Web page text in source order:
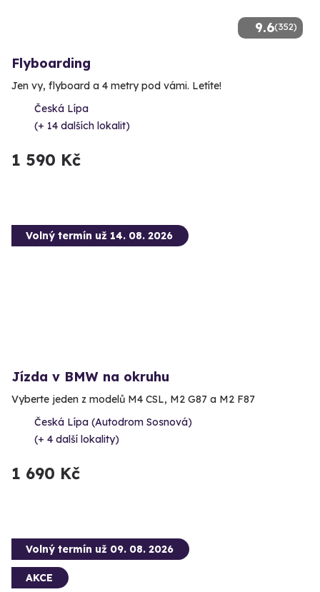
9.6(352)
Flyboarding
Jen vy, flyboard a 4 metry pod vámi. Letíte!
Česká Lípa
(+ 14 dalších lokalit)
1 590 Kč
Volný termín už 14. 08. 2026
Jízda v BMW na okruhu
Vyberte jeden z modelů M4 CSL, M2 G87 a M2 F87
Česká Lípa (Autodrom Sosnová)
(+ 4 další lokality)
1 690 Kč
Volný termín už 09. 08. 2026
AKCE